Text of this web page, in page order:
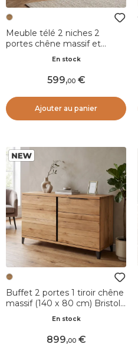
Meuble télé 2 niches 2
portes chêne massif et
métal (150 x 44 cm) Bristol
En stock
599,00
Ajouter au panier
Buffet 2 portes 1 tiroir chêne
massif (140 x 80 cm) Bristol
En stock
899,00